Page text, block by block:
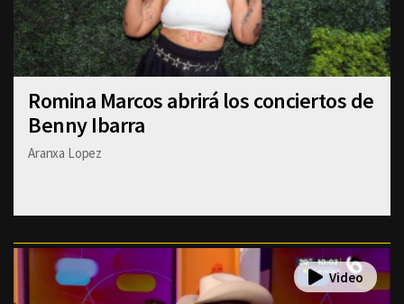
Romina Marcos abrirá los conciertos de
Benny Ibarra
Aranxa Lopez